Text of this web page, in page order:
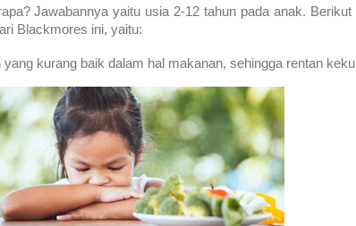
? Jawabannya yaitu usia 2-12 tahun pada anak.
Blackmores ini, yaitu:
kurang baik dalam hal makanan, sehingga rentan